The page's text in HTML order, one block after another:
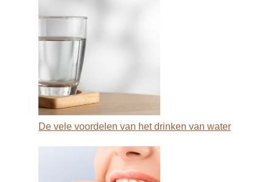
De vele voordelen van het drinken van water